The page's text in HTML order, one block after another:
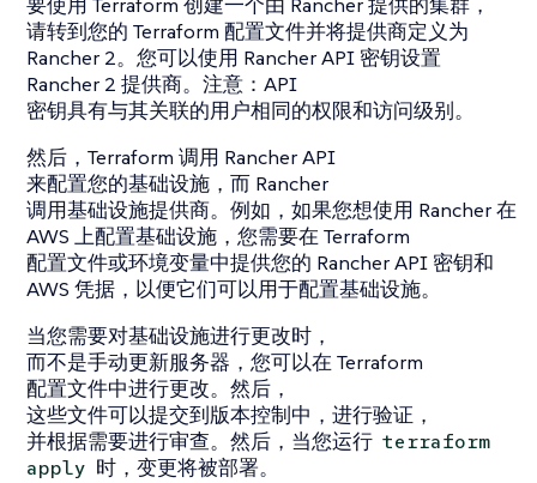
请转到您的 Terraform 配置文件并将提供商定义为
Rancher 2。您可以使用 Rancher API 密钥设置
Rancher 2 提供商。注意：API
密钥具有与其关联的用户相同的权限和访问级别。
然后，Terraform 调用 Rancher API
来配置您的基础设施，而 Rancher
调用基础设施提供商。例如，如果您想使用 Rancher 在
AWS 上配置基础设施，您需要在 Terraform
配置文件或环境变量中提供您的 Rancher API 密钥和
AWS 凭据，以便它们可以用于配置基础设施。
当您需要对基础设施进行更改时，
而不是手动更新服务器，您可以在 Terraform
配置文件中进行更改。然后，
这些文件可以提交到版本控制中，进行验证，
并根据需要进行审查。然后，当您运行 terraform
apply 时，变更将被部署。